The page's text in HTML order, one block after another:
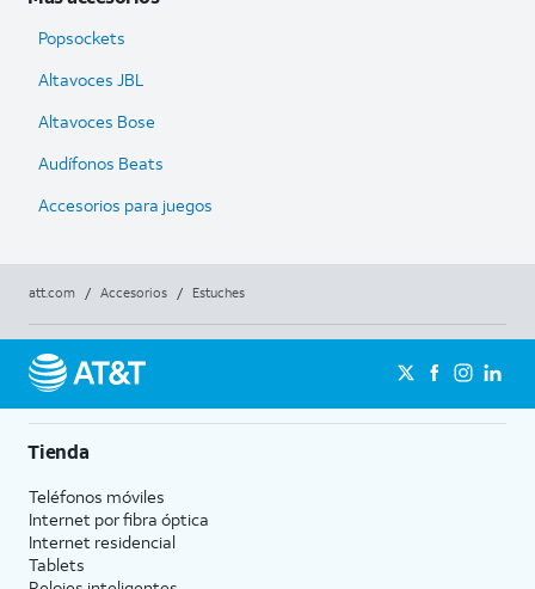
Popsockets
Altavoces JBL
Altavoces Bose
Audífonos Beats
Accesorios para juegos
att.com / Accesorios / Estuches
Tienda
Teléfonos móviles
Internet por fibra óptica
Internet residencial
Tablets